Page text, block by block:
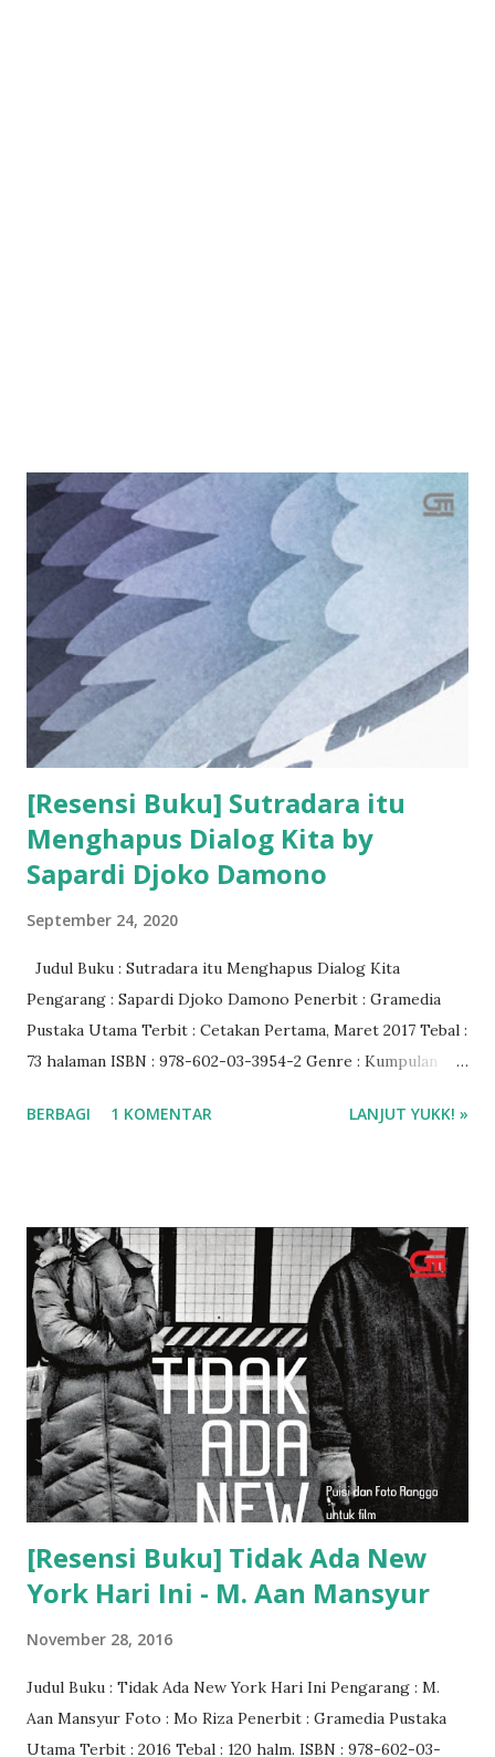
[Resensi Buku] Sutradara itu
Menghapus Dialog Kita by
Sapardi Djoko Damono
September 24, 2020
Judul Buku : Sutradara itu Menghapus Dialog Kita
Pengarang : Sapardi Djoko Damono Penerbit : Gramedia
Pustaka Utama Terbit : Cetakan Pertama, Maret 2017 Tebal :
73 halaman ISBN : 978-602-03-3954-2 Genre : Kumpulan
BERBAGI 1 KOMENTAR LANJUT YUKK! »
[Resensi Buku] Tidak Ada New
York Hari Ini - M. Aan Mansyur
November 28, 2016
Judul Buku : Tidak Ada New York Hari Ini Pengarang : M.
Aan Mansyur Foto : Mo Riza Penerbit : Gramedia Pustaka
Utama Terbit : 2016 Tebal : 120 halm. ISBN : 978-602-03-